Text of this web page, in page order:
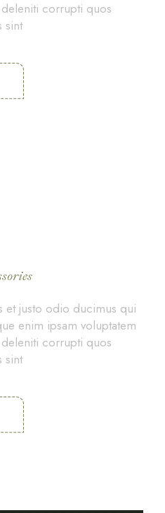
corrupti quos
sint
et justo odio ducimus qui
enim ipsam voluptatem
corrupti quos
sint